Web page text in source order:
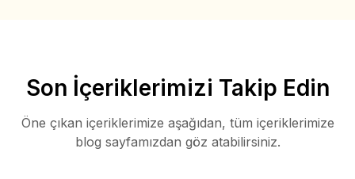
Son İçeriklerimizi Takip Edin
Öne çıkan içeriklerimize aşağıdan, tüm içeriklerimize
blog sayfamızdan göz atabilirsiniz.